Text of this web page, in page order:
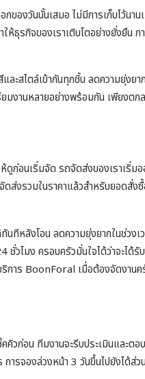
องวันนั้นเสมอ ไม่มีการเก็บไว้นาน
ห้ธุรกิจของเราเติบโตอย่างยั่งยืน
ะสไตล์เข้ากันทุกชิ้น ลดความยุ่งยา
มงานหลายอย่างพร้อมกัน เพียงต
ดูก่อนเริ่มจัด รถจัดส่งของเราเริ่ม
ดส่งรวมในราคาแล้วสำหรับยอดสั่
ทีหลังโอน ลดความยุ่งยากในช่วง
วโมง ครอบครัวมั่นใจได้ว่าจะได้
การ BoonForal เมื่อต้องจัดงานค
วก่อน ทีมงานจะรีบประเมินและต
การจองล่วงหน้า 3 วันขึ้นไปยังได้